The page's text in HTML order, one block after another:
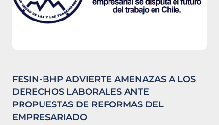
FESIN-BHP ADVIERTE AMENAZAS A LOS
DERECHOS LABORALES ANTE
PROPUESTAS DE REFORMAS DEL
EMPRESARIADO